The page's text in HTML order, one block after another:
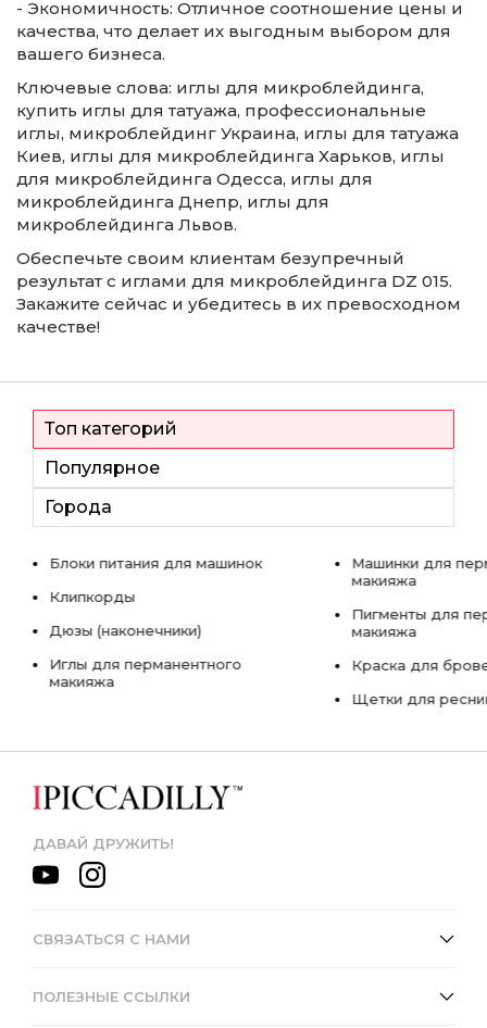
- Экономичность: Отличное соотношение цены и
качества, что делает их выгодным выбором для
вашего бизнеса.
Ключевые слова: иглы для микроблейдинга,
купить иглы для татуажа, профессиональные
иглы, микроблейдинг Украина, иглы для татуажа
Киев, иглы для микроблейдинга Харьков, иглы
для микроблейдинга Одесса, иглы для
микроблейдинга Днепр, иглы для
микроблейдинга Львов.
Обеспечьте своим клиентам безупречный
результат с иглами для микроблейдинга DZ 015.
Закажите сейчас и убедитесь в их превосходном
качестве!
Топ категорий
Популярное
Города
Блоки питания для машинок
Клипкорды
Дюзы (наконечники)
Иглы для перманентного
макияжа
Машинки для
макияжа
Пигменты для
макияжа
Краска для
Щетки для
ДАВАЙ ДРУЖИТЬ!
СВЯЗАТЬСЯ С НАМИ
ПОЛЕЗНЫЕ ССЫЛКИ